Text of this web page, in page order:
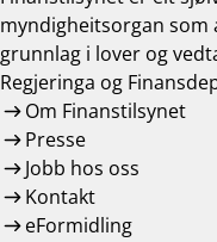
myndigheitsorgan som
grunnlag i lover og
Regjeringa og
Om Finanstilsynet
Presse
Jobb hos oss
Kontakt
eFormidling